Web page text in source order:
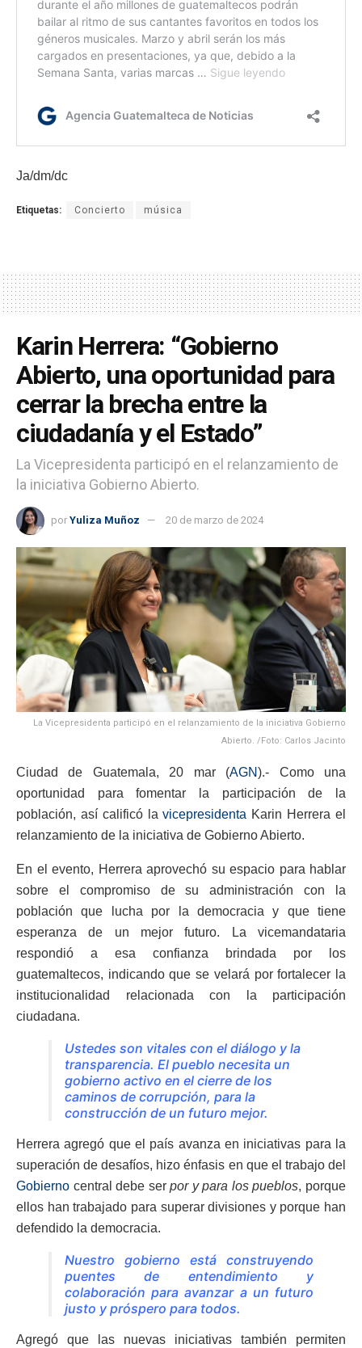
Ja/dm/dc
Etiquetas: Concierto música
Karin Herrera: “Gobierno
Abierto, una oportunidad para
cerrar la brecha entre la
ciudadanía y el Estado”
La Vicepresidenta participó en el relanzamiento de
la iniciativa Gobierno Abierto.
por Yuliza Muñoz 20 de marzo de 2024
La Vicepresidenta participó en el relanzamiento de la iniciativa Gobierno
Abierto. /Foto: Carlos Jacinto
Ciudad de Guatemala, 20 mar (AGN).- Como una
oportunidad para fomentar la participación de la
población, así calificó lavicepresidenta Karin Herrera el
relanzamiento de la iniciativa de Gobierno Abierto.
En el evento, Herrera aprovechó su espacio para hablar
sobre el compromiso de su administración con la
población que lucha por la democracia y que tiene
esperanza de un mejor futuro. La vicemandataria
respondió a esa confianza brindada por los
guatemaltecos, indicando que se velará por fortalecer la
institucionalidad relacionada con la participación
ciudadana.
Ustedes son vitales con el diálogo y la
transparencia. El pueblo necesita un
gobierno activo en el cierre de los
caminos de corrupción, para la
construcción de un futuro mejor.
Herrera agregó que el país avanza en iniciativas para la
superación de desafíos, hizo énfasis en que el trabajo del
Gobierno central debe serpor y para los pueblos, porque
ellos han trabajado para superar divisiones y porque han
defendido la democracia.
Nuestro gobierno está construyendo
puentes de entendimiento y
colaboración para avanzar a un futuro
justo y próspero para todos.
Agregó que las nuevas iniciativas también permiten